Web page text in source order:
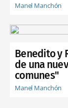
Manel Manchón
Benedito y
de una
comunes"
Manel Manchón